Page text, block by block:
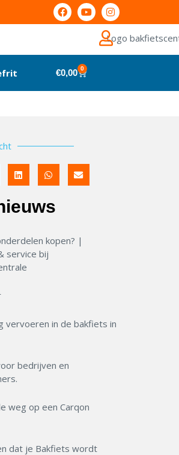
€0,00 0
kopen? |
service bij
vervoeren in de bakfiets in
bedrijven en
weg op een Carqon
dat je Bakfiets wordt